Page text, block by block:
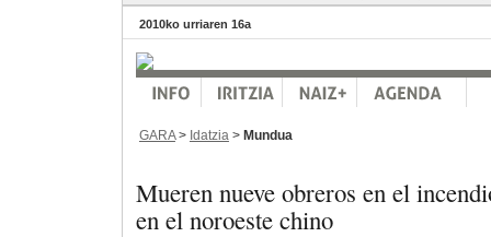
2010ko urriaren 16a
GARA> Idatzia > Mundua
Mueren nueve obreros en el
en el noroeste chino